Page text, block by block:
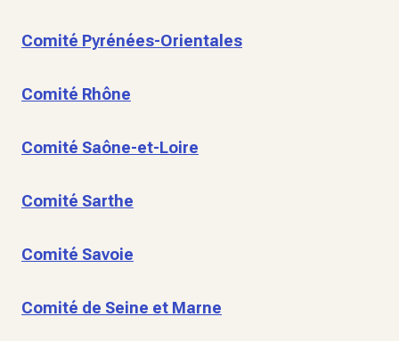
Comité Pyrénées-Orientales
Comité Rhône
Comité Saône-et-Loire
Comité Sarthe
Comité Savoie
Comité de Seine et Marne